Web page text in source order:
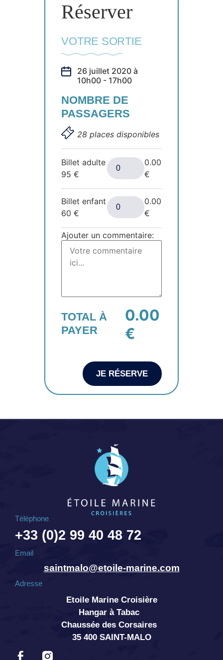
Réserver
VOTRE SORTIE
26 juillet 2020 à
10h00 - 17h00
NOMBRE DE
PASSAGERS
28 places disponibles
Billet adulte
95€
0.00
€
Billet enfant
60€
0.00
€
Ajouter un commentaire:
TOTAL À
PAYER
0.00
€
JE RÉSERVE
Téléphone
+33 (0)2 99 40 48 72
Email
saintmalo@etoile-marine.com
Adresse
Etoile Marine Croisière
Hangar à Tabac
Chaussée des Corsaires
35 400 SAINT-MALO